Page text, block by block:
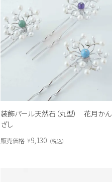
装飾パール天然石（丸型） 花月かん
ざし
販売価格 ¥9,130 税込